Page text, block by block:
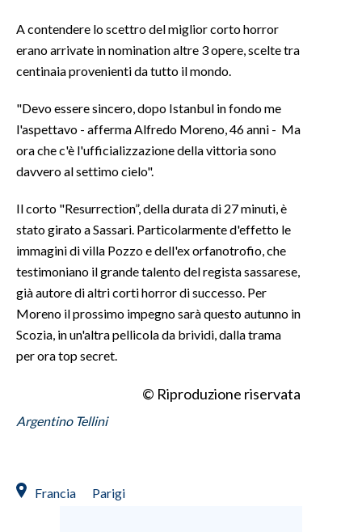
3 MINUTI CON
INSULARITÀ
INFO AZIENDE
ABBONATI
PUBBLICITÀ
SPIAGGE
STORE
A contendere lo scettro del miglior corto horror
erano arrivate in nomination altre 3 opere, scelte tra
centinaia provenienti da tutto il mondo.
"Devo essere sincero, dopo Istanbul in fondo me
l'aspettavo - afferma Alfredo Moreno, 46 anni - Ma
ora che c'è l'ufficializzazione della vittoria sono
davvero al settimo cielo".
Il corto "Resurrection”, della durata di 27 minuti, è
stato girato a Sassari. Particolarmente d'effetto le
immagini di villa Pozzo e dell'ex orfanotrofio, che
testimoniano il grande talento del regista sassarese,
già autore di altri corti horror di successo. Per
Moreno il prossimo impegno sarà questo autunno in
Scozia, in un'altra pellicola da brividi, dalla trama
per ora top secret.
© Riproduzione riservata
Argentino Tellini
Francia Parigi